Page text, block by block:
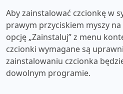
Aby zainstalować czcionkę w
prawym przyciskiem myszy
opcję „Zainstaluj” z menu
czcionki wymagane są
zainstalowaniu czcionka
dowolnym programie.